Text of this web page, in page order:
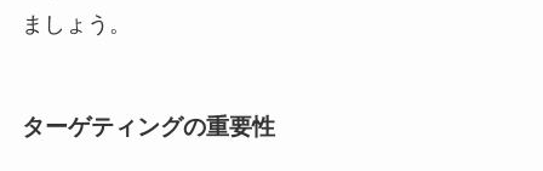
ましょう。
ターゲティングの重要性